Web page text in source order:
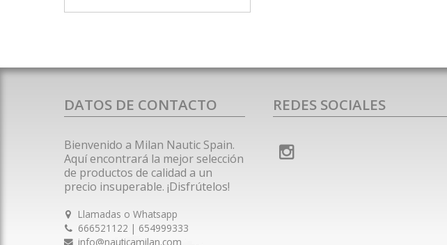
DATOS DE CONTACTO
Bienvenido a Milan Nautic Spain.
Aquí encontrará la mejor selección
de productos de calidad a un
precio insuperable. ¡Disfrútelos!
Llamadas o Whatsapp
666521122 | 654999333
info@nauticamilan.com
REDES SOCIALES